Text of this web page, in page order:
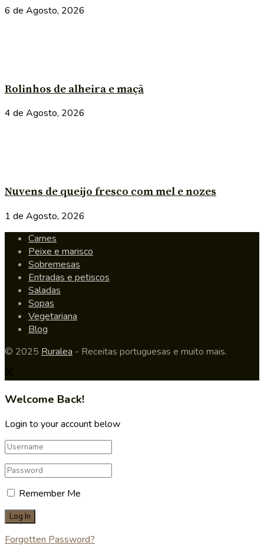
6 de Agosto, 2026
Rolinhos de alheira e maçã
4 de Agosto, 2026
Nuvens de queijo fresco com mel e nozes
1 de Agosto, 2026
Carnes
Peixe e marisco
Sobremesas
Entradas e petiscos
Saladas
Sopas
Vegetariana
Blog
© 2025 Ruralea - Receitas portuguesas e muito mais.
Welcome Back!
Login to your account below
Remember Me
Forgotten Password?